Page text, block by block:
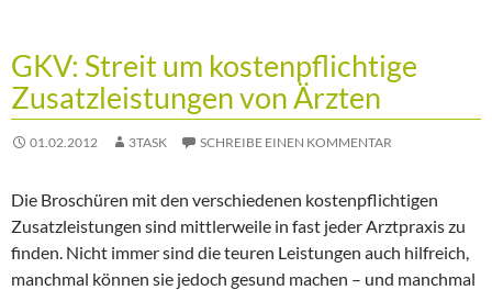
GKV: Streit um kostenpflichtige
Zusatzleistungen von Ärzten
01.02.2012 3TASK SCHREIBE EINEN KOMMENTAR
Die Broschüren mit den verschiedenen kostenpflichtigen
Zusatzleistungen sind mittlerweile in fast jeder Arztpraxis zu
finden. Nicht immer sind die teuren Leistungen auch hilfreich,
manchmal können sie jedoch gesund machen – und manchmal